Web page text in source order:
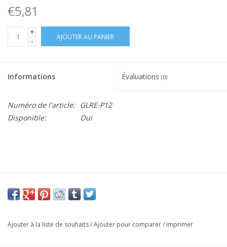
€5,81
+
-
AJOUTER AU PANIER
Informations Évaluations (0)
Numéro de l'article:
GLRE-P12
Disponible:
Oui
Ajouter à la liste de souhaits/Ajouter pour comparer/ Imprimer